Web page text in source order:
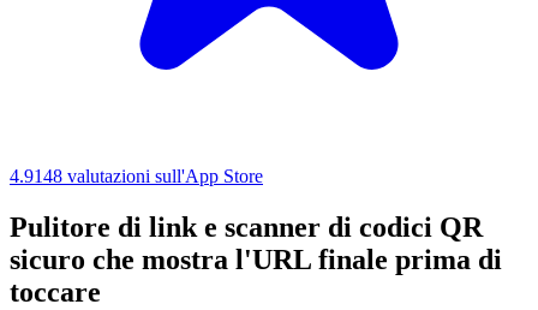
4.9148 valutazioni sull'App Store
Pulitore di link e scanner di codici QR
sicuro che mostra l'URL finale prima di
toccare